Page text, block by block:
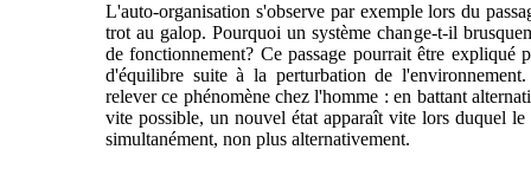
L'auto-organisation s'observe par exemple lors du
trot au galop. Pourquoi un système change-t-il
de fonctionnement? Ce passage pourrait être expliqué
d'équilibre suite à la perturbation de
relever ce phénomène chez l'homme : en battant
vite possible, un nouvel état apparaît vite lors duquel
simultanément, non plus alternativement.